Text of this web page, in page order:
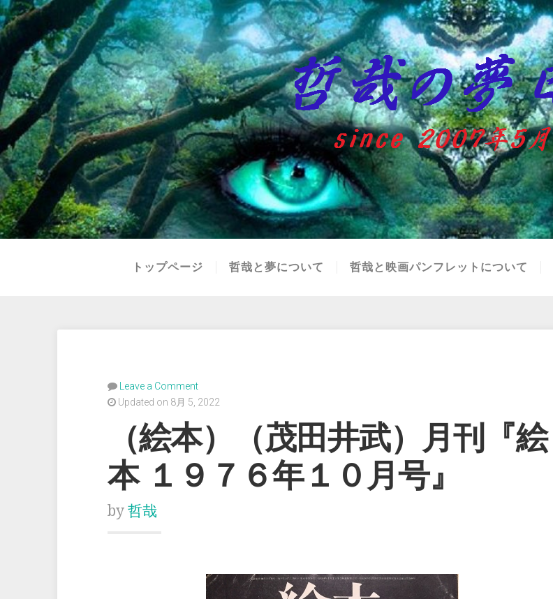
トップページ 哲哉と夢について 哲哉と映画パンフレットについて
Leave a Comment
Updated on 8月 5, 2022
（絵本）（茂田井武）月刊『絵
本 １９７６年１０月号』
by 哲哉